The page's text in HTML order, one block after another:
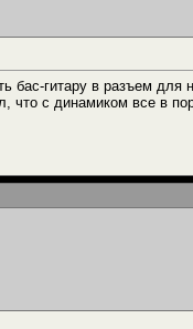
гитару в разъем
с динамиком все в